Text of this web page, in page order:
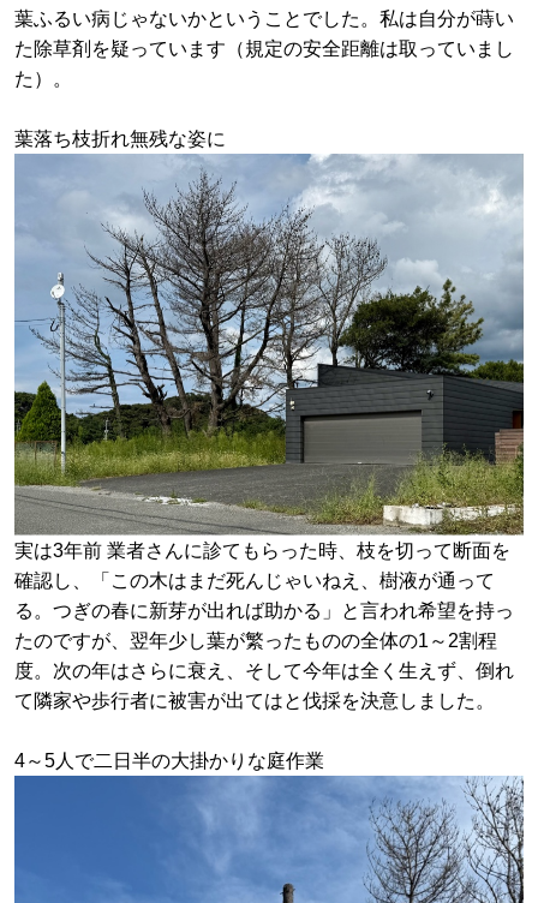
葉ふるい病じゃないかということでした。私は自分が蒔い
た除草剤を疑っています（規定の安全距離は取っていまし
た）。
葉落ち枝折れ無残な姿に
実は3年前 業者さんに診てもらった時、枝を切って断面を
確認し、「この木はまだ死んじゃいねえ、樹液が通って
る。つぎの春に新芽が出れば助かる」と言われ希望を持っ
たのですが、翌年少し葉が繁ったものの全体の1～2割程
度。次の年はさらに衰え、そして今年は全く生えず、倒れ
て隣家や歩行者に被害が出てはと伐採を決意しました。
4～5人で二日半の大掛かりな庭作業